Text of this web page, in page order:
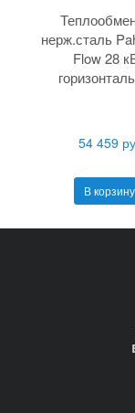
нерж.сталь
Flow 28
54 459
В корзину